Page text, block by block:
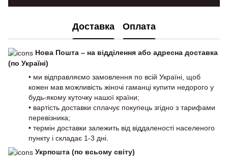
Доставка Оплата
Нова Пошта – на відділення або адресна доставка
(по Україні)
• ми відправляємо замовлення по всій Україні, щоб
кожен мав можливість жіночі гаманці купити недорого у
будь-якому куточку нашої країни;
• вартість доставки сплачує покупець згідно з тарифами
перевізника;
• термін доставки залежить від віддаленості населеного
пункту і складає 1-3 дні.
Укрпошта (по всьому світу)